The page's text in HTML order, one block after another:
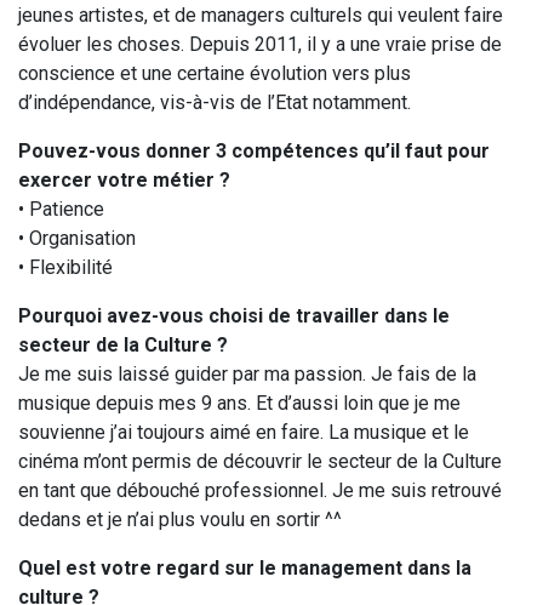
jeunes artistes, et de managers culturels qui veulent faire
évoluer les choses. Depuis 2011, il y a une vraie prise de
conscience et une certaine évolution vers plus
d’indépendance, vis-à-vis de l’Etat notamment.
Pouvez-vous donner 3 compétences qu’il faut pour
exercer votre métier ?
• Patience
• Organisation
• Flexibilité
Pourquoi avez-vous choisi de travailler dans le
secteur de la Culture ?
Je me suis laissé guider par ma passion. Je fais de la
musique depuis mes 9 ans. Et d’aussi loin que je me
souvienne j’ai toujours aimé en faire. La musique et le
cinéma m’ont permis de découvrir le secteur de la Culture
en tant que débouché professionnel. Je me suis retrouvé
dedans et je n’ai plus voulu en sortir ^^
Quel est votre regard sur le management dans la
culture ?